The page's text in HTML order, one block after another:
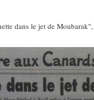
dans le jet de Moubarak",